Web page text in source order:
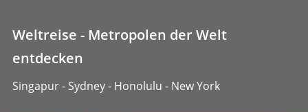
Weltreise - Metropolen der Welt
entdecken
Singapur - Sydney - Honolulu - New York